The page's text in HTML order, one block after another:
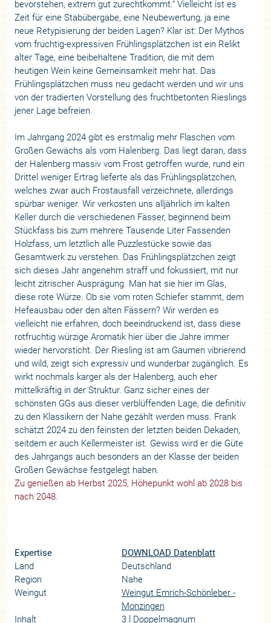
bevorstehen, extrem gut zurechtkommt.“ Vielleicht ist es
Zeit für eine Stabübergabe, eine Neubewertung, ja eine
neue Retypisierung der beiden Lagen? Klar ist: Der Mythos
vom fruchtig-expressiven Frühlingsplätzchen ist ein Relikt
alter Tage, eine beibehaltene Tradition, die mit dem
heutigen Wein keine Gemeinsamkeit mehr hat. Das
Frühlingsplätzchen muss neu gedacht werden und wir uns
von der tradierten Vorstellung des fruchtbetonten Rieslings
jener Lage befreien.
Im Jahrgang 2024 gibt es erstmalig mehr Flaschen vom
Großen Gewächs als vom Halenberg. Das liegt daran, dass
der Halenberg massiv vom Frost getroffen wurde, rund ein
Drittel weniger Ertrag lieferte als das Frühlingsplätzchen,
welches zwar auch Frostausfall verzeichnete, allerdings
spürbar weniger. Wir verkosten uns alljährlich im kalten
Keller durch die verschiedenen Fässer, beginnend beim
Stückfass bis zum mehrere Tausende Liter Fassenden
Holzfass, um letztlich alle Puzzlestücke sowie das
Gesamtwerk zu verstehen. Das Frühlingsplätzchen zeigt
sich dieses Jahr angenehm straff und fokussiert, mit nur
leicht zitrischer Ausprägung. Man hat sie hier im Glas,
diese rote Würze. Ob sie vom roten Schiefer stammt, dem
Hefeausbau oder den alten Fässern? Wir werden es
vielleicht nie erfahren, doch beeindruckend ist, dass diese
rotfruchtig würzige Aromatik hier über die Jahre immer
wieder hervorsticht. Der Riesling ist am Gaumen vibrierend
und wild, zeigt sich expressiv und wunderbar zugänglich. Es
wirkt nochmals karger als der Halenberg, auch eher
mittelkräftig in der Struktur. Ganz sicher eines der
schönsten GGs aus dieser verblüffenden Lage, die definitiv
zu den Klassikern der Nahe gezählt werden muss. Frank
schätzt 2024 zu den feinsten der letzten beiden Dekaden,
seitdem er auch Kellermeister ist. Gewiss wird er die Güte
des Jahrgangs auch besonders an der Klasse der beiden
Großen Gewächse festgelegt haben.
Zu genießen ab Herbst 2025, Höhepunkt wohl ab 2028 bis
nach 2048.
Expertise
DOWNLOAD Datenblatt
Land
Deutschland
Region
Nahe
Weingut
Weingut Emrich-Schönleber -
Monzingen
Inhalt
3 l Doppelmagnum